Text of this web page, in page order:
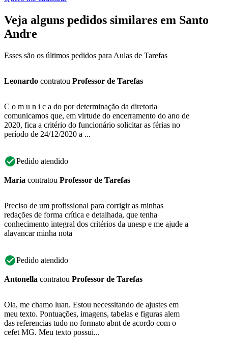
Veja alguns pedidos similares em Santo
Andre
Esses são os últimos pedidos para Aulas de Tarefas
Leonardo contratou Professor de Tarefas
C o m u n i c a do por determinação da diretoria
comunicamos que, em virtude do encerramento do ano de
2020, fica a critério do funcionário solicitar as férias no
período de 24/12/2020 a ...
Pedido atendido
Maria contratou Professor de Tarefas
Preciso de um profissional para corrigir as minhas
redações de forma crítica e detalhada, que tenha
conhecimento integral dos critérios da unesp e me ajude a
alavancar minha nota
Pedido atendido
Antonella contratou Professor de Tarefas
Ola, me chamo luan. Estou necessitando de ajustes em
meu texto. Pontuações, imagens, tabelas e figuras alem
das referencias tudo no formato abnt de acordo com o
cefet MG. Meu texto possui...